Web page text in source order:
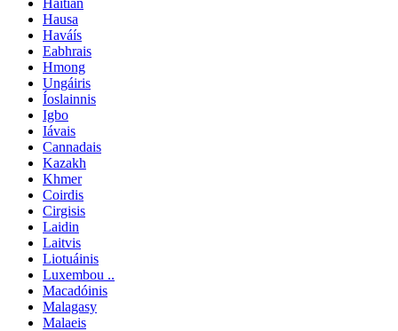
Hausa
Haváís
Eabhrais
Hmong
Ungáiris
Íoslainnis
Igbo
Iávais
Cannadais
Kazakh
Khmer
Coirdis
Cirgisis
Laidin
Laitvis
Liotuáinis
Luxembou ..
Macadóinis
Malagasy
Malaeis